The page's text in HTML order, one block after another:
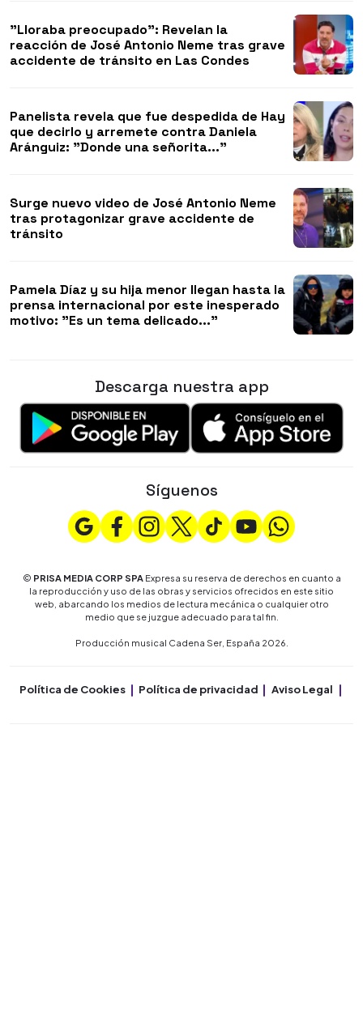
"Lloraba preocupado": Revelan la
reacción de José Antonio Neme tras grave
accidente de tránsito en Las Condes
Panelista revela que fue despedida de Hay
que decirlo y arremete contra Daniela
Aránguiz: "Donde una señorita..."
Surge nuevo video de José Antonio Neme
tras protagonizar grave accidente de
tránsito
Pamela Díaz y su hija menor llegan hasta la
prensa internacional por este inesperado
motivo: "Es un tema delicado..."
Descarga nuestra app
Síguenos
© PRISA MEDIA CORP SPAExpresa su reserva de derechos en cuanto a
la reproducción y uso de las obras y servicios ofrecidos en este sitio
web, abarcando los medios de lectura mecánica o cualquier otro
medio que se juzgue adecuado para tal fin.
Producción musical Cadena Ser, España 2026.
Política de Cookies Política de privacidad Aviso Legal